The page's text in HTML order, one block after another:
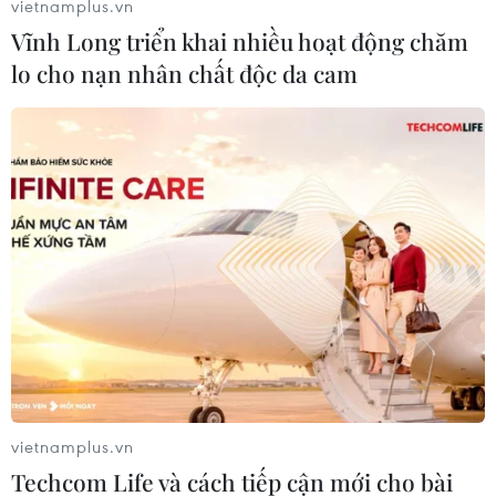
cho tất cả các nhóm ngành hàng thương mại
điện tử.
Xếp thứ hai là TikTok Shop với 18,36 nghìn tỷ
đồng, chiếm 23,2% thị phần GMV.
Đáng chú ý, so với quý trước, nền tảng TikTok
vietnamplus.vn
Vĩnh Long triển khai nhiều hoạt động chăm
lo cho nạn nhân chất độc da cam
vietnamplus.vn
Techcom Life và cách tiếp cận mới cho bài